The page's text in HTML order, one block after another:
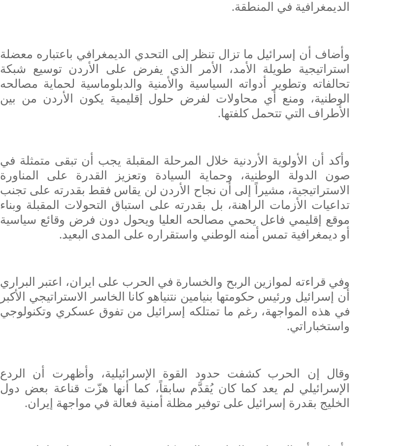
الديمغرافية في المنطقة.
وأضاف أن إسرائيل ما تزال تنظر إلى التحدي الديمغرافي باعتباره معضلة
استراتيجية طويلة الأمد، الأمر الذي يفرض على الأردن توسيع شبكة
تحالفاته وتطوير أدواته السياسية والأمنية والدبلوماسية لحماية مصالحه
الوطنية، ومنع أي محاولات لفرض حلول إقليمية يكون الأردن من بين
الأطراف التي تتحمل كلفتها.
وأكد أن الأولوية الأردنية خلال المرحلة المقبلة يجب أن تبقى متمثلة في
صون الدولة الوطنية، وحماية السيادة وتعزيز القدرة على المناورة
الاستراتيجية، مشيراً إلى أن نجاح الأردن لن يقاس فقط بقدرته على تجنب
تداعيات الأزمات الراهنة، بل بقدرته على استباق التحولات المقبلة وبناء
موقع إقليمي فاعل يحمي مصالحه العليا ويحول دون فرض وقائع سياسية
أو ديمغرافية تمس أمنه الوطني واستقراره على المدى البعيد.
وفي قراءته لموازين الربح والخسارة في الحرب على ايران، اعتبر البراري
أن إسرائيل ورئيس حكومتها بنيامين نتنياهو كانا الخاسر الاستراتيجي الأكبر
في هذه المواجهة، رغم ما تمتلكه إسرائيل من تفوق عسكري وتكنولوجي
واستخباراتي.
وقال إن الحرب كشفت حدود القوة الإسرائيلية، وأظهرت أن الردع
الإسرائيلي لم يعد كما كان يُقدَّم سابقاً، كما أنها هزّت قناعة بعض دول
الخليج بقدرة إسرائيل على توفير مظلة أمنية فعالة في مواجهة إيران.